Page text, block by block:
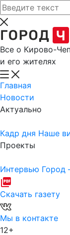
Все о Кирово-
и его жителях
Главная
Новости
Актуально
Кадр дня Наше
Проекты
Интервью Город
Скачать газету
Мы в контакте
12+